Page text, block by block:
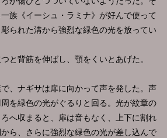
族《イーシュ・ラミナ》が好んで使って
られた溝から強烈な緑色の光を放ってい
と背筋を伸ばし、顎をくいとあげた。
、ナギサは扉に向かって声を発した。声
を緑色の光がぐるりと回る。光が紋章の
へ収まると、扉は音もなく、上下に割れ
ら、さらに強烈な緑色の光が差し込んで